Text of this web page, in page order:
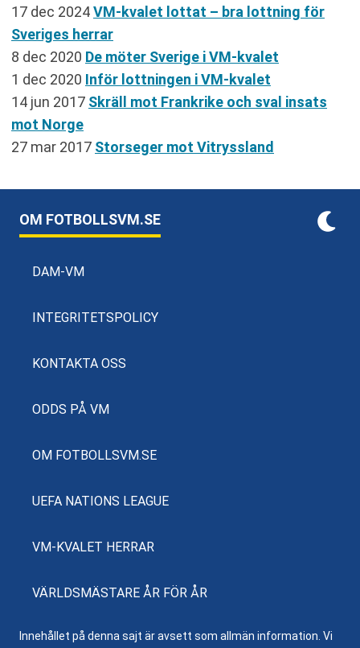
17 dec 2024VM-kvalet lottat – bra lottning för
Sveriges herrar
8 dec 2020 De möter Sverige i VM-kvalet
1 dec 2020 Inför lottningen i VM-kvalet
14 jun 2017 Skräll mot Frankrike och sval insats
mot Norge
27 mar 2017 Storseger mot Vitryssland
OM FOTBOLLSVM.SE
DAM-VM
INTEGRITETSPOLICY
KONTAKTA OSS
ODDS PÅ VM
OM FOTBOLLSVM.SE
UEFA NATIONS LEAGUE
VM-KVALET HERRAR
VÄRLDSMÄSTARE ÅR FÖR ÅR
Innehållet på denna sajt är avsett som allmän information. Vi